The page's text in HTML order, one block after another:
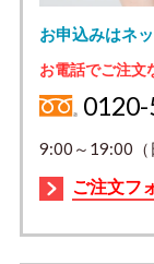
お申込みはネ
お電話でご注文
9:00～19:00（
ご注文フ